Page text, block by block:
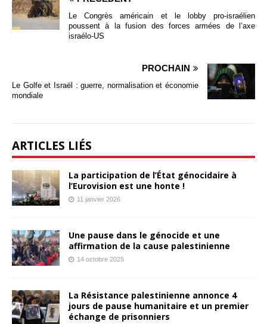
Le Congrès américain et le lobby pro-israélien
poussent à la fusion des forces armées de l’axe
israélo-US
PROCHAIN
Le Golfe et Israël : guerre, normalisation et économie
mondiale
ARTICLES LIÉS
La participation de l’État génocidaire à
l’Eurovision est une honte !
11 janvier 2026
Une pause dans le génocide et une
affirmation de la cause palestinienne
14 octobre 2025
La Résistance palestinienne annonce 4
jours de pause humanitaire et un premier
échange de prisonniers